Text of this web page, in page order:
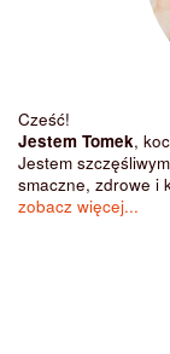
Cześć!
Jestem Tomek,
Jestem
smaczne, zdrowe i
zobacz więcej...